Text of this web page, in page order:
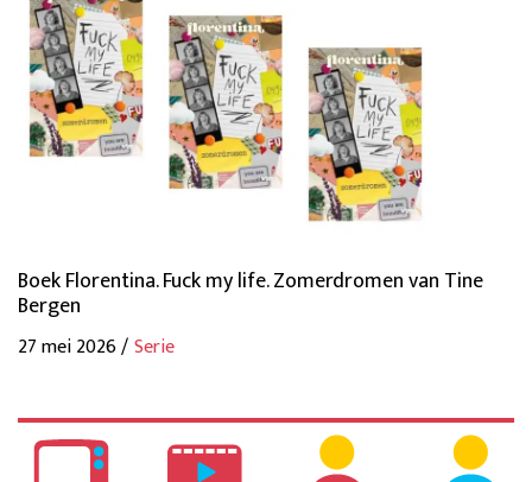
Boek Florentina. Fuck my life. Zomerdromen van Tine
Bergen
27 mei 2026 /Serie